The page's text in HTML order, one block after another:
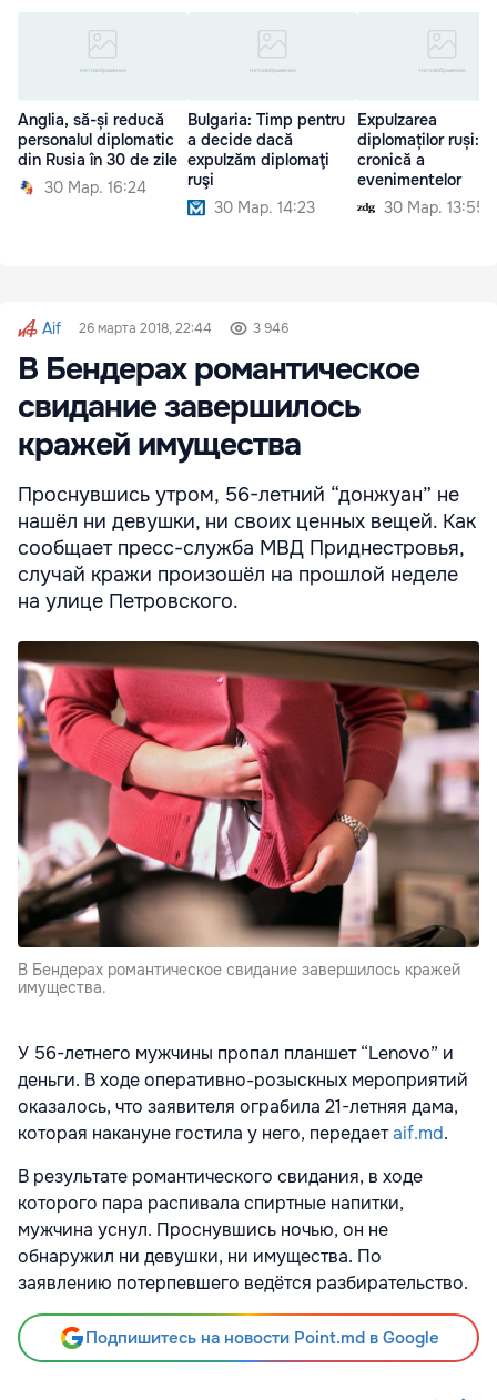
Anglia, să-și reducă
personalul diplomatic
din Rusia în 30 de zile
30 Мар. 16:24
Bulgaria: Timp pentru
a decide dacă
expulzăm diplomaţi
ruşi
30 Мар. 14:23
Expulzarea
diplomaților ruși: O
cronică a
evenimentelor
30 Мар. 13:55
Aif 26 марта 2018, 22:44 3 946
В Бендерах романтическое
свидание завершилось
кражей имущества
Проснувшись утром, 56-летний “донжуан” не
нашёл ни девушки, ни своих ценных вещей. Как
сообщает пресс-служба МВД Приднестровья,
случай кражи произошёл на прошлой неделе
на улице Петровского.
В Бендерах романтическое свидание завершилось кражей
имущества.
У 56-летнего мужчины пропал планшет “Lenovo” и
деньги. В ходе оперативно-розыскных мероприятий
оказалось, что заявителя ограбила 21-летняя дама,
которая накануне гостила у него, передаетaif.md.
В результате романтического свидания, в ходе
которого пара распивала спиртные напитки,
мужчина уснул. Проснувшись ночью, он не
обнаружил ни девушки, ни имущества. По
заявлению потерпевшего ведётся разбирательство.
Подпишитесь на новости Point.md в Google